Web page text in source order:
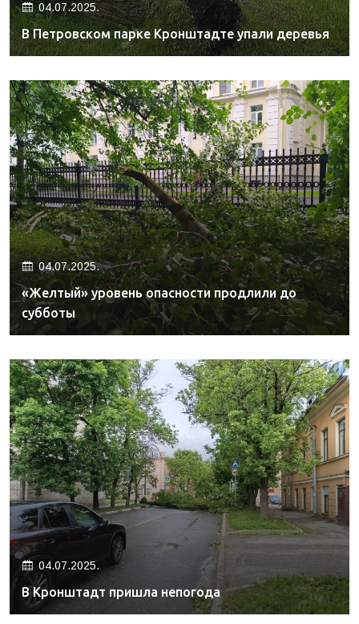
04.07.2025.
В Петровском парке Кронштадте упали деревья
04.07.2025.
«Желтый» уровень опасности продлили до
субботы
04.07.2025.
В Кронштадт пришла непогода